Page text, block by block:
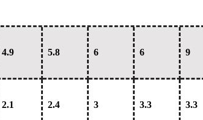
4.9 5.8 6 6 9
2.1 2.4 3 3.3 3.3